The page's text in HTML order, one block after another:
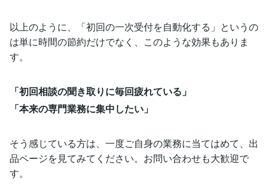
以上のように、「初回の一次受付を自動化する」というの
は単に時間の節約だけでなく、このような効果もありま
す。
「初回相談の聞き取りに毎回疲れている」
「本来の専門業務に集中したい」
そう感じている方は、一度ご自身の業務に当てはめて、出
品ページを見てみてください。お問い合わせも大歓迎で
す。